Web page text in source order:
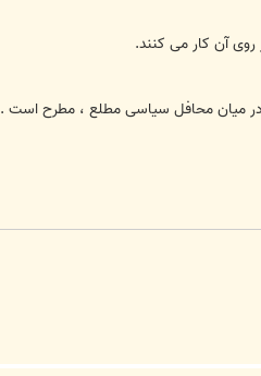
روی آن کار می کنند.
میان محافل سیاسی مطلع ، مطرح است .